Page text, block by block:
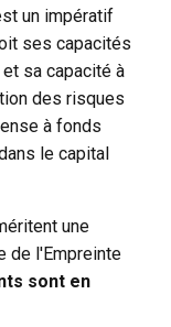
un impératif
ses capacités
sa capacité à
des risques
à fonds
le capital
une
de l'Empreinte
sont en